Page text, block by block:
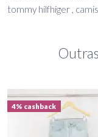
tommy hilfhiger ,
4% cashback